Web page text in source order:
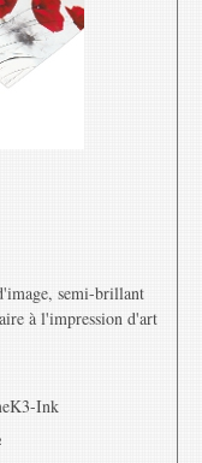
semi-brillant
à l'impression d'art
Ink